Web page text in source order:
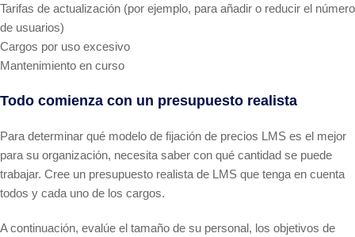
Tarifas de actualización (por ejemplo, para añadir o reducir el número
de usuarios)
Cargos por uso excesivo
Mantenimiento en curso
Todo comienza con un presupuesto realista
Para determinar qué modelo de fijación de precios LMS es el mejor
para su organización, necesita saber con qué cantidad se puede
trabajar. Cree un presupuesto realista de LMS que tenga en cuenta
todos y cada uno de los cargos.
A continuación, evalúe el tamaño de su personal, los objetivos de